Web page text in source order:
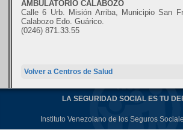
AMBULATORIO CALABOZO
Calle 6 Urb. Misión Arriba, Municipio San
Calabozo Edo. Guárico.
(0246) 871.33.55
Volver a Centros de Salud
LA SEGURIDAD SOCIAL ES TU
Instituto Venezolano de los Seguros